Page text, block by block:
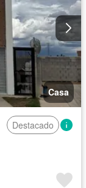
Casa
Destacado